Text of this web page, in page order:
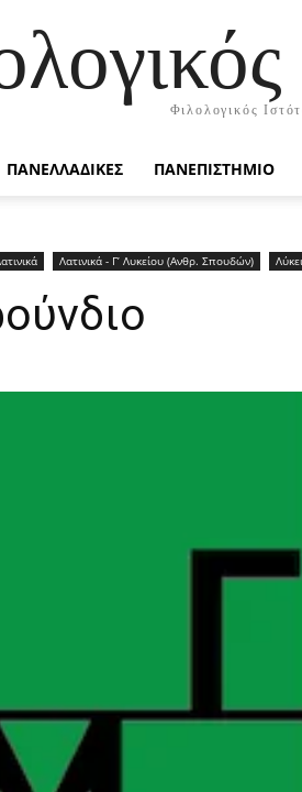
Φιλολογικός
ΠΑΝΕΛΛΑΔΙΚΕΣ ΠΑΝΕΠΙΣΤΗΜΙΟ
Λατινικά - Γ’ Λυκείου (Ανθρ. Σπουδών)